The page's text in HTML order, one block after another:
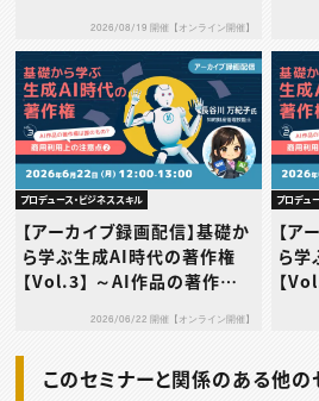
2026/08/19 開催【オンライン開催】
プロデュース・ビジネススキル
【アーカイブ録画配信】基礎か
ら学ぶ生成AI時代の著作権
【Vol.3】 ～AI作品の著作権
意点(2)～2026/06/22 開催【オンライン開催】
プロデュ
【ア
ら
【
このセミナーと関係のある他の